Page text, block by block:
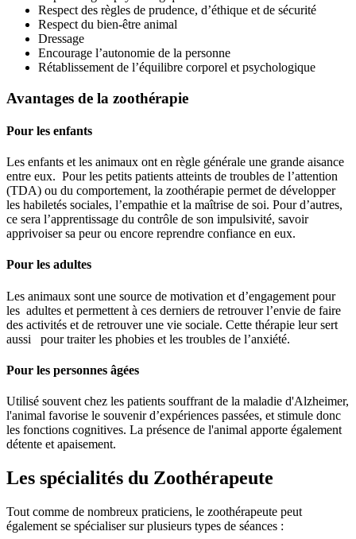
Respect des règles de prudence, d’éthique et de sécurité
Respect du bien-être animal
Dressage
Encourage l’autonomie de la personne
Rétablissement de l’équilibre corporel et psychologique
Avantages de la zoothérapie
Pour les enfants
Les enfants et les animaux ont en règle générale une grande aisance
entre eux. Pour les petits patients atteints de troubles de l’attention
(TDA) ou du comportement, la zoothérapie permet de développer
les habiletés sociales, l’empathie et la maîtrise de soi. Pour d’autres,
ce sera l’apprentissage du contrôle de son impulsivité, savoir
apprivoiser sa peur ou encore reprendre confiance en eux.
Pour les adultes
Les animaux sont une source de motivation et d’engagement pour
les adultes et permettent à ces derniers de retrouver l’envie de faire
des activités et de retrouver une vie sociale. Cette thérapie leur sert
aussi pour traiter les phobies et les troubles de l’anxiété.
Pour les personnes âgées
Utilisé souvent chez les patients souffrant de la maladie d'Alzheimer,
l'animal favorise le souvenir d’expériences passées, et stimule donc
les fonctions cognitives. La présence de l'animal apporte également
détente et apaisement.
Les spécialités du Zoothérapeute
Tout comme de nombreux praticiens, le zoothérapeute peut
également se spécialiser sur plusieurs types de séances :